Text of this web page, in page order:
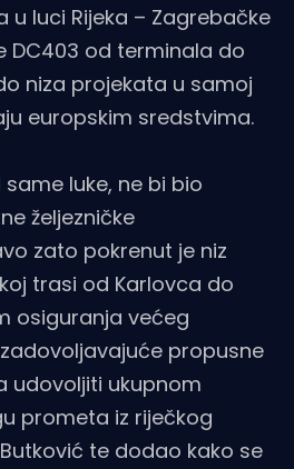
luci Rijeka – Zagrebačke
DC403 od terminala do
niza projekata u samoj
europskim sredstvima.
same luke, ne bi bio
željezničke
zato pokrenut je niz
trasi od Karlovca do
osiguranja većeg
propusne
udovoljiti ukupnom
prometa iz riječkog
te dodao kako se